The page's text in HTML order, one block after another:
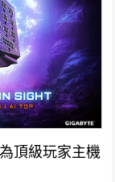
頂級玩家主機